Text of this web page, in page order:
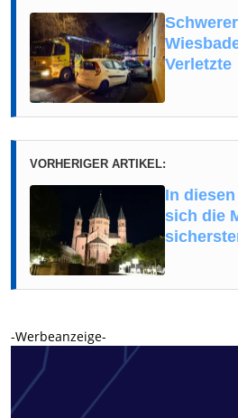
Verletzte
VORHERIGER ARTIKEL:
In
sich die
-Werbeanzeige-